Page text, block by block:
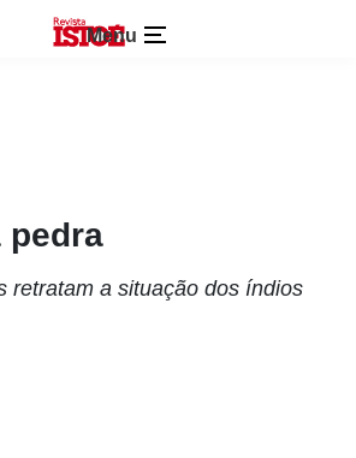
Menu
pedra
retratam a situação dos índios